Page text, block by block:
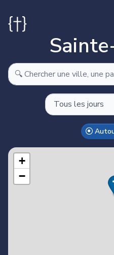
Make this Notebook